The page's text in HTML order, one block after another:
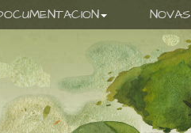
NOVAS